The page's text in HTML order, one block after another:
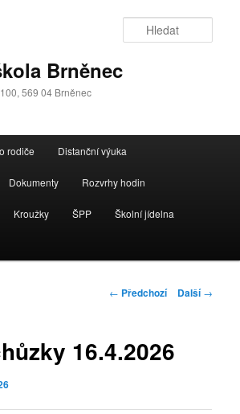
Brněnec
569 04 Brněnec
rodiče Distanční výuka
Dokumenty Rozvrhy hodin
Kroužky ŠPP Školní jídelna
Navigace
← Předchozí Další→
16.4.2026